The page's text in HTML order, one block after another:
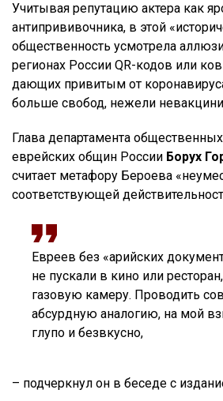
Учитывая репутацию актера как
антипрививочника, в этой
общественность усмотрела
регионах России QR-кодов или
дающих привитым от
больше свобод, нежели
Глава департамента
еврейских общин России Борух
считает метафору Бероева
соответствующей
Евреев без «арийских
не пускали в кино или
газовую камеру. Проводить
абсурдную аналогию, на мой
глупо и безвкусно,
– подчеркнул он в беседе с